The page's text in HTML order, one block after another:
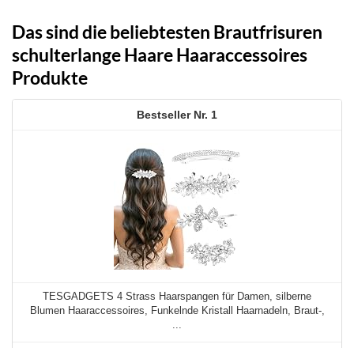
Das sind die beliebtesten Brautfrisuren
schulterlange Haare Haaraccessoires
Produkte
1
TESGADGETS 4 Strass Haarspangen für Damen, silberne
Blumen Haaraccessoires, Funkelnde Kristall Haarnadeln, Braut-,